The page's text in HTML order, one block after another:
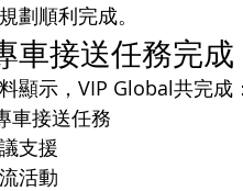
劃順利完成。
車接送任務完成
顯示，VIP Global共完成
車接送任務
支援
活動